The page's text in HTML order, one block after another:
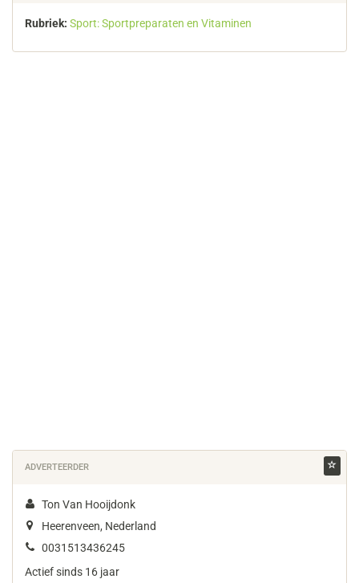
Rubriek: Sport: Sportpreparaten en Vitaminen
ADVERTEERDER
Ton Van Hooijdonk
Heerenveen, Nederland
0031513436245
Actief sinds 16 jaar